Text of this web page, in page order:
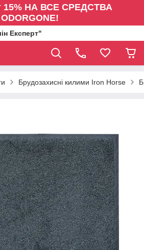
НА ВСЕ СРЕДСТВА
ODORGONE!
Експерт"
Брудозахисні килими Iron Horse